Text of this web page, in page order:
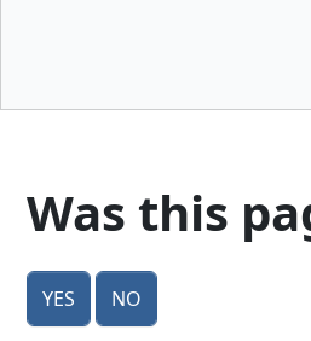
Was this
Yes No